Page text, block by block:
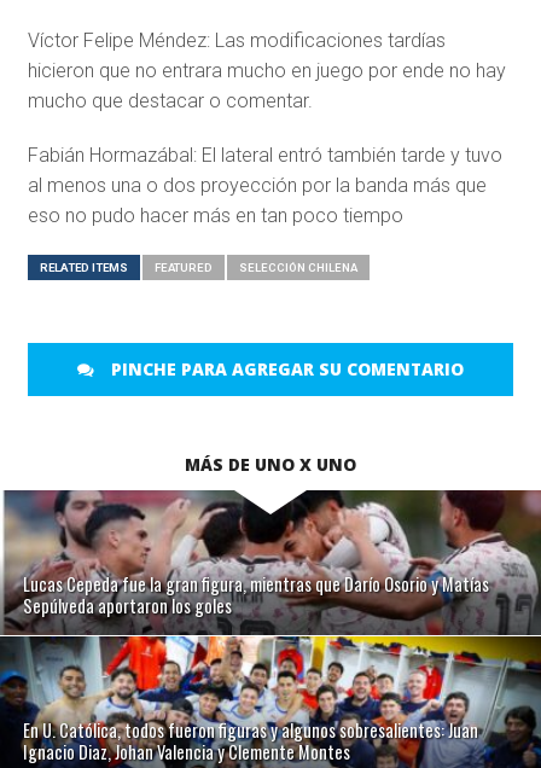
Víctor Felipe Méndez: Las modificaciones tardías
hicieron que no entrara mucho en juego por ende no hay
mucho que destacar o comentar.
Fabián Hormazábal: El lateral entró también tarde y tuvo
al menos una o dos proyección por la banda más que
eso no pudo hacer más en tan poco tiempo
RELATED ITEMS FEATURED SELECCIÓN CHILENA
PINCHE PARA AGREGAR SU COMENTARIO
MÁS DE UNO X UNO
Lucas Cepeda fue la gran figura, mientras que Darío Osorio y Matías
Sepúlveda aportaron los goles
En U. Católica, todos fueron figuras y algunos sobresalientes: Juan
Ignacio Diaz, Johan Valencia y Clemente Montes